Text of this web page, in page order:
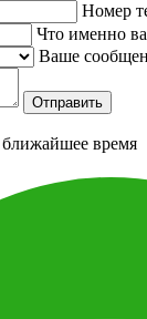
Номер
Что именно
Ваше
Отправить
время